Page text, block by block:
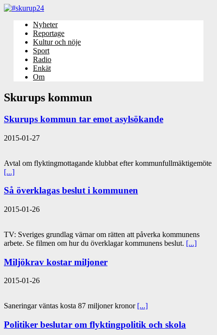
Nyheter
Reportage
Kultur och nöje
Sport
Radio
Enkät
Om
Skurups kommun
Skurups kommun tar emot asylsökande
2015-01-27
Avtal om flyktingmottagande klubbat efter kommunfullmäktigemöte
[...]
Så överklagas beslut i kommunen
2015-01-26
TV: Sveriges grundlag värnar om rätten att påverka kommunens
arbete. Se filmen om hur du överklagar kommunens beslut. [...]
Miljökrav kostar miljoner
2015-01-26
Saneringar väntas kosta 87 miljoner kronor [...]
Politiker beslutar om flyktingpolitik och skola